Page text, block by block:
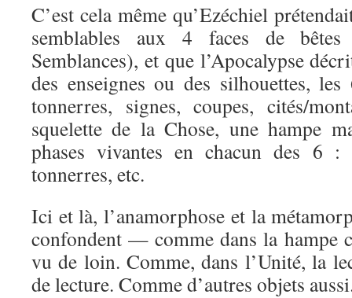
C’est cela même qu’Ezéchiel
semblables aux 4 faces de
Semblances), et que l’Apocalypse
des enseignes ou des silhouettes,
tonnerres, signes, coupes, cités/
squelette de la Chose, une hampe
phases vivantes en chacun des 6 :
tonnerres, etc.
Ici et là, l’anamorphose et la
confondent — comme dans la hampe
vu de loin. Comme, dans l’Unité, la
de lecture. Comme d’autres objets